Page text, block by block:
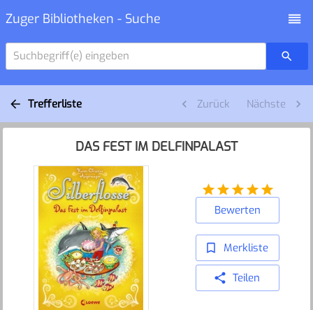
Zuger Bibliotheken - Suche
Suchbegriff(e) eingeben
Trefferliste Zurück Nächste
DAS FEST IM DELFINPALAST
Bewerten
Merkliste
Teilen